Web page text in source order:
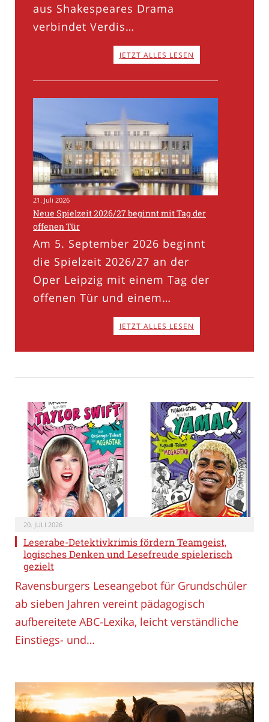
aus Shakespeares Drama
verbindet Verdis…
JETZT ALLES LESEN
21. Juli 2026
Neue Spielzeit 2026/27 beginnt mit Tag der
offenen Tür
Am 5. September 2026 beginnt
die Spielzeit 2026/27 an der
Oper Leipzig mit einem Tag der
offenen Tür und einem…
JETZT ALLES LESEN
20. JULI 2026
Leserabe-Detektivkrimis fördern Teamgeist,
logisches Denken und Lesefreude spielerisch
gezielt
Ravensburgers Leseangebot für Grundschüler
ab sieben Jahren vereint pädagogisch
aufbereitete ABC-Lexika, leicht verständliche
Einstiegs- und…